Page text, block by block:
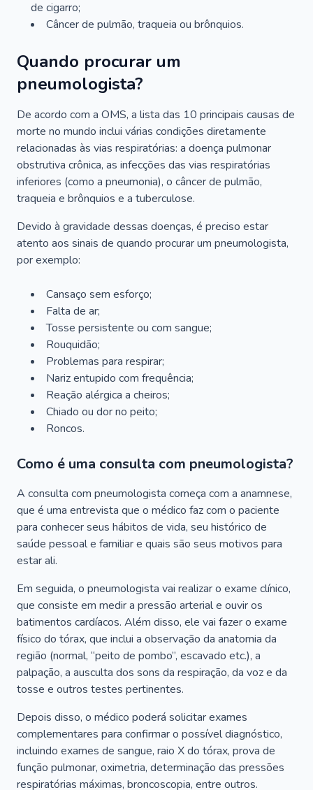
de cigarro;
Câncer de pulmão, traqueia ou brônquios.
Quando procurar um
pneumologista?
De acordo com a OMS, a lista das 10 principais causas de
morte no mundo inclui várias condições diretamente
relacionadas às vias respiratórias: a doença pulmonar
obstrutiva crônica, as infecções das vias respiratórias
inferiores (como a pneumonia), o câncer de pulmão,
traqueia e brônquios e a tuberculose.
Devido à gravidade dessas doenças, é preciso estar
atento aos sinais de quando procurar um pneumologista,
por exemplo:
Cansaço sem esforço;
Falta de ar;
Tosse persistente ou com sangue;
Rouquidão;
Problemas para respirar;
Nariz entupido com frequência;
Reação alérgica a cheiros;
Chiado ou dor no peito;
Roncos.
Como é uma consulta com pneumologista?
A consulta com pneumologista começa com a anamnese,
que é uma entrevista que o médico faz com o paciente
para conhecer seus hábitos de vida, seu histórico de
saúde pessoal e familiar e quais são seus motivos para
estar ali.
Em seguida, o pneumologista vai realizar o exame clínico,
que consiste em medir a pressão arterial e ouvir os
batimentos cardíacos. Além disso, ele vai fazer o exame
físico do tórax, que inclui a observação da anatomia da
região (normal, “peito de pombo”, escavado etc.), a
palpação, a ausculta dos sons da respiração, da voz e da
tosse e outros testes pertinentes.
Depois disso, o médico poderá solicitar exames
complementares para confirmar o possível diagnóstico,
incluindo exames de sangue, raio X do tórax, prova de
função pulmonar, oximetria, determinação das pressões
respiratórias máximas, broncoscopia, entre outros.